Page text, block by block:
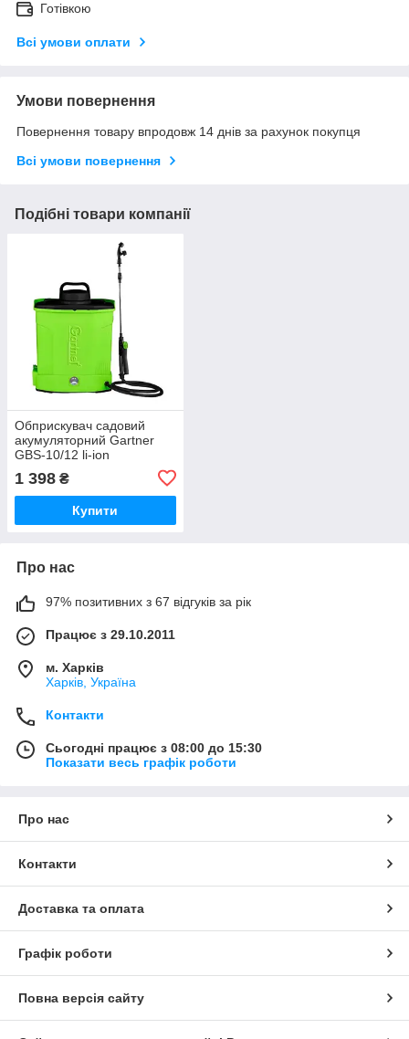
Готівкою
Всі умови оплати
Умови повернення
Повернення товару впродовж 14 днів за рахунок покупця
Всі умови повернення
Подібні товари компанії
Обприскувач садовий
акумуляторний Gartner
GBS-10/12 li-ion
1 398 ₴
Купити
Про нас
97% позитивних з 67 відгуків за рік
Працює з 29.10.2011
м. Харків
Харків, Україна
Контакти
Сьогодні працює з 08:00 до 15:30
Показати весь графік роботи
Про нас
Контакти
Доставка та оплата
Графік роботи
Повна версія сайту